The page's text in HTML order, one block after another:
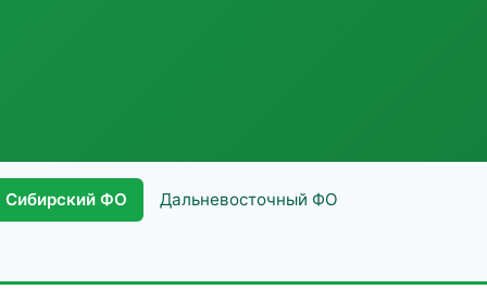
Сибирский ФО Дальневосточный ФО